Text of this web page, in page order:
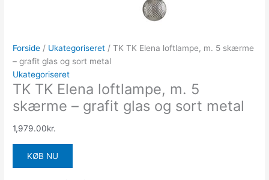
Forside / Ukategoriseret / TK TK Elena loftlampe, m. 5 skærme
– grafit glas og sort metal
Ukategoriseret
TK TK Elena loftlampe, m. 5
skærme – grafit glas og sort metal
1,979.00kr.
KØB NU